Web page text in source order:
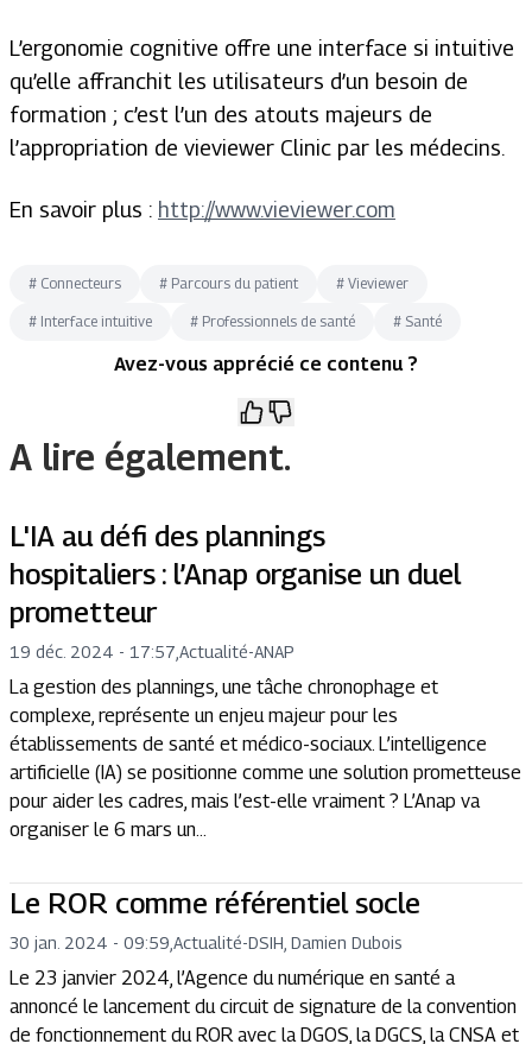
L’ergonomie cognitive offre une interface si intuitive
qu’elle affranchit les utilisateurs d’un besoin de
formation ; c’est l’un des atouts majeurs de
l’appropriation de vieviewer Clinic par les médecins.
En savoir plus : http://www.vieviewer.com
# Connecteurs # Parcours du patient # Vieviewer
# Interface intuitive # Professionnels de santé # Santé
Avez-vous apprécié ce contenu ?
A lire également.
L'IA au défi des plannings
hospitaliers : l’Anap organise un duel
prometteur
19 déc. 2024 - 17:57 Actualité-ANAP
La gestion des plannings, une tâche chronophage et
complexe, représente un enjeu majeur pour les
établissements de santé et médico-sociaux. L’intelligence
artificielle (IA) se positionne comme une solution prometteuse
pour aider les cadres, mais l’est-elle vraiment ? L’Anap va
organiser le 6 mars un...
Le ROR comme référentiel socle
30 jan. 2024 - 09:59 Actualité-DSIH, Damien Dubois
Le 23 janvier 2024, l’Agence du numérique en santé a
annoncé le lancement du circuit de signature de la convention
de fonctionnement du ROR avec la DGOS, la DGCS, la CNSA et